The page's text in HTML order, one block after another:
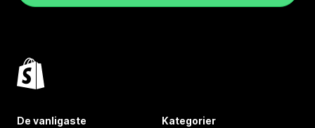
De vanligaste
Kategorier